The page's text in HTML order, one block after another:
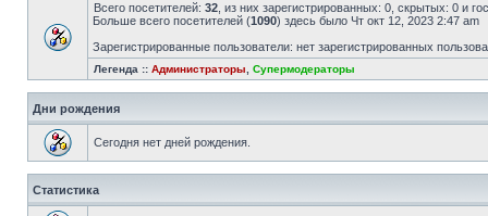
Всего посетителей: 32 , из них зарегистрированных: 0, скрытых: 0 и
Больше всего посетителей (1090) здесь было Чт окт 12, 2023 2:47 am
Зарегистрированные пользователи: нет зарегистрированных
Легенда :: Администраторы Супермодераторы
Дни рождения
Сегодня нет дней рождения.
Статистика